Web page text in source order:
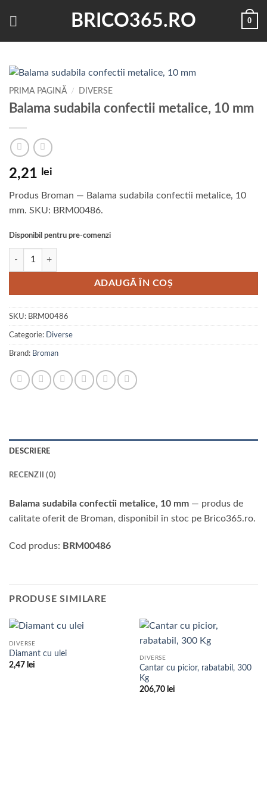
BRICO365.RO 0
PRIMA PAGINĂ / DIVERSE
Balama sudabila confectii metalice, 10 mm
2,21 lei
Produs Broman — Balama sudabila confectii metalice, 10
mm. SKU: BRM00486.
Disponibil pentru pre-comenzi
Cantitate Balama sudabila confectii metalice, 10 mm
ADAUGĂ ÎN COȘ
SKU: BRM00486
Categorie: Diverse
Brand: Broman
DESCRIERE
RECENZII (0)
Balama sudabila confectii metalice, 10 mm — produs de
calitate oferit de Broman, disponibil în stoc pe Brico365.ro.
Cod produs: BRM00486
PRODUSE SIMILARE
DIVERSE
Diamant cu ulei
2,47 lei
DIVERSE
Cantar cu picior, rabatabil, 300
Kg
206,70 lei